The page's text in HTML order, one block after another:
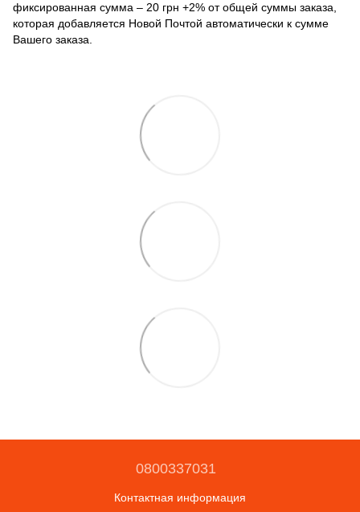
фиксированная сумма – 20 грн +2% от общей суммы заказа,
которая добавляется Новой Почтой автоматически к сумме
Вашего заказа.
0800337031
Контактная информация